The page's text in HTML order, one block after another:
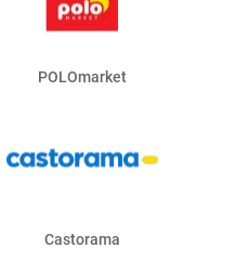
POLOmarket
Castorama